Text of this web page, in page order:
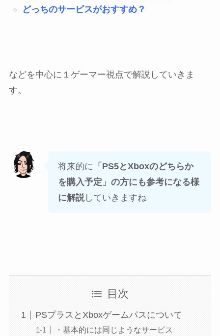
どっちのサービスがおすすめ？
などを中心に１ゲーマー視点で解説していきま
す。
将来的に 「PS5とXboxのどちらか
を購入予定」の方にも参考になる様
に解説していきますね
目次
PSプラスとXboxゲームパスについて
・基本的には同じようなサービス